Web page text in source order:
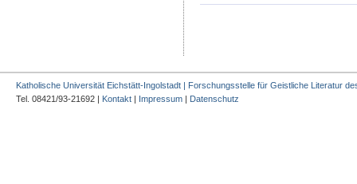
Katholische Universität Eichstätt-Ingolstadt | Forschungsstelle für Geistliche Literatur
Tel. 08421/93-21692 | Kontakt | Impressum | Datenschutz